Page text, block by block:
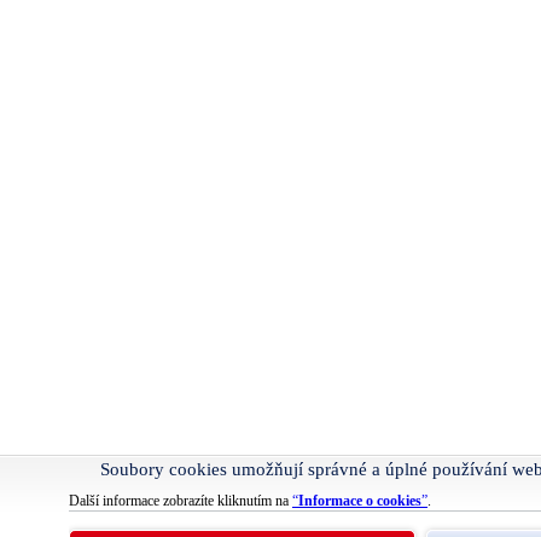
Soubory cookies umožňují správné a úplné používání
Další informace zobrazíte kliknutím na “Informace o cookies”.